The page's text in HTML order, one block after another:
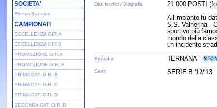
SOCIETA'
Elenco Squadre
CAMPIONATI
ECCELLENZA GIR.A
ECCELLENZA GIR.B
PROMOZIONE GIR.A
PROMOZIONE GIR. B
PRIMA CAT. GIR. B
PRIMA CAT. GIR. C
PRIMA CAT. GIR. D
SECONDA CAT. GIR. D
Dati tecnici / Biografia
21.000 POSTI
All'impianto fu
S.S. Valnerina -
sportivo più
mondo della
un incidente
Squadra
Serie
TERNANA -
SERIE B '12/'13